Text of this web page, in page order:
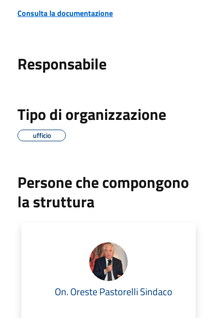
Consulta la documentazione
Responsabile
Tipo di organizzazione
ufficio
Persone che compongono
la struttura
On. Oreste Pastorelli Sindaco